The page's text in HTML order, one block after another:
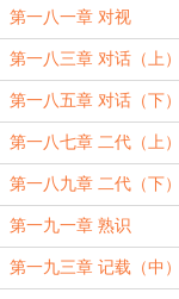
第一八一章 对视
第一八三章 对话（上）
第一八五章 对话（下）
第一八七章 二代（上）
第一八九章 二代（下）
第一九一章 熟识
第一九三章 记载（中）